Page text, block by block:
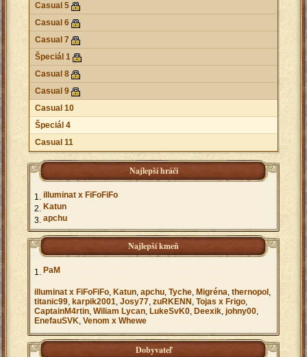
Casual 5
Casual 6
Casual 7
Špeciál 1
Casual 8
Casual 9
Casual 10
Špeciál 4
Casual 11
Najlepší hráči
illuminat x FiFoFiFo
Katun
apchu
Najlepší kmeň
PaM
illuminat x FiFoFiFo, Katun, apchu, Tyche, Migréna, thernopol ,
titanic99, karpik2001, Josy77, zuRKENN , Tojas x Frigo,
CaptainM4rtin, Wiliam Lycan, LukeSvK0, Deexik, johny00,
EnefauSVK, Venom x Whewe
Dobyvateľ